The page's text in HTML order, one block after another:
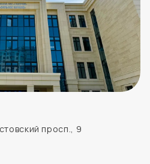
просп., 9